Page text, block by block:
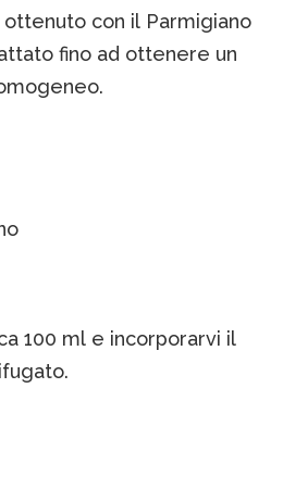
con il Parmigiano
fino ad ottenere un
100 ml e incorporarvi il